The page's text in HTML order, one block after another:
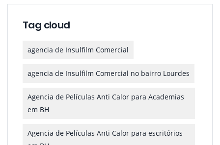
Tag cloud
agencia de Insulfilm Comercial
agencia de Insulfilm Comercial no bairro Lourdes
Agencia de Películas Anti Calor para Academias
em BH
Agencia de Películas Anti Calor para escritórios